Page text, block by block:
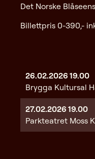
Det Norske
Billettpris 0-390,-
26.02.2026 19.00
Brygga Kultursal
27.02.2026 19.00
Parkteatret Moss